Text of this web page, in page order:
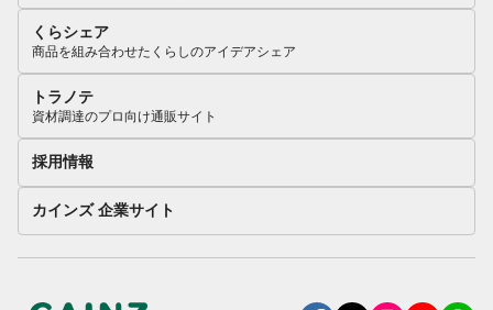
くらシェア
商品を組み合わせたくらしのアイデアシェア
トラノテ
資材調達のプロ向け通販サイト
採用情報
カインズ 企業サイト